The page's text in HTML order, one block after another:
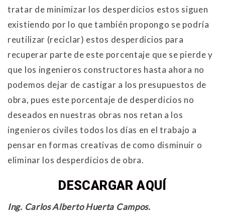
tratar de minimizar los desperdicios estos siguen
existiendo por lo que también propongo se podría
reutilizar (reciclar) estos desperdicios para
recuperar parte de este porcentaje que se pierde y
que los ingenieros constructores hasta ahora no
podemos dejar de castigar a los presupuestos de
obra, pues este porcentaje de desperdicios no
deseados en nuestras obras nos retan a los
ingenieros civiles todos los días en el trabajo a
pensar en formas creativas de como disminuir o
eliminar los desperdicios de obra.
DESCARGAR AQUÍ
Ing. Carlos Alberto Huerta Campos.